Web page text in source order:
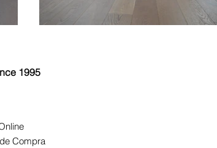
1995
Compra